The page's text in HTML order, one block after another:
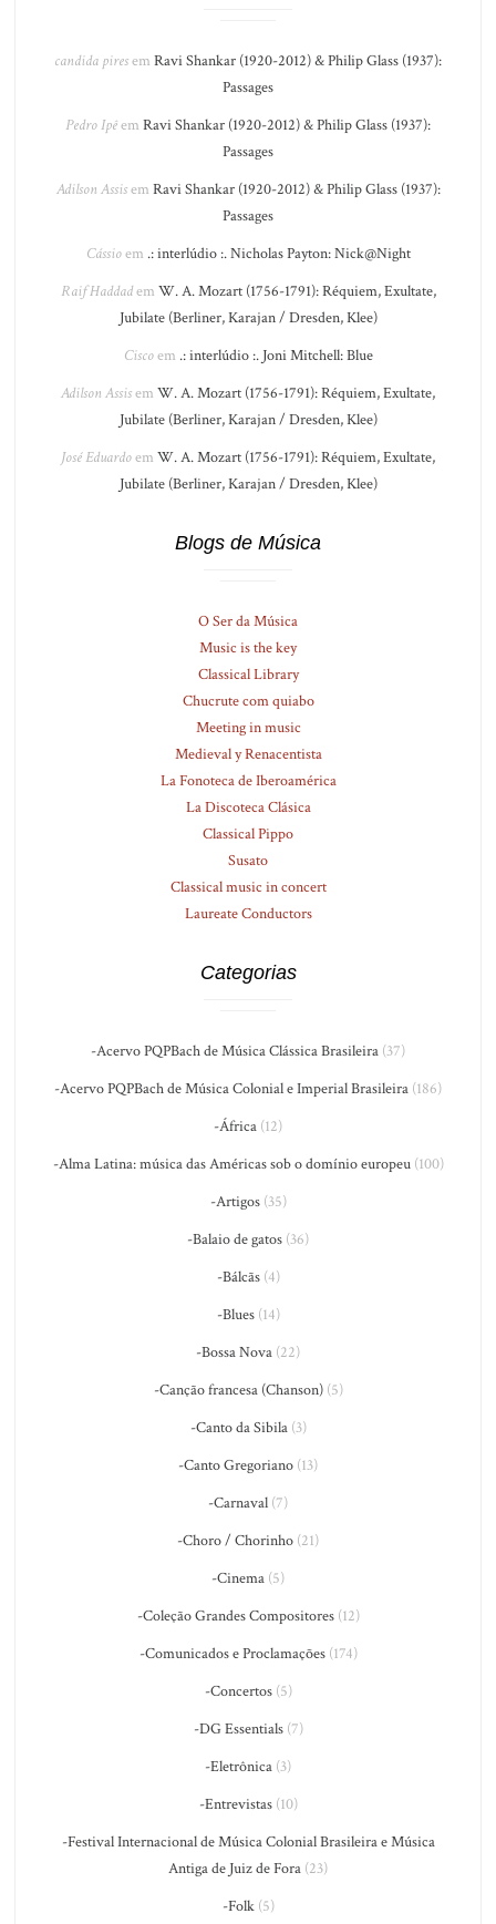
candida piresem Ravi Shankar (1920-2012) & Philip Glass (1937):
Passages
Pedro Ipêem Ravi Shankar (1920-2012) & Philip Glass (1937):
Passages
Adilson Assisem Ravi Shankar (1920-2012) & Philip Glass (1937):
Passages
Cássioem .: interlúdio :. Nicholas Payton: Nick@Night
Raif Haddadem W. A. Mozart (1756-1791): Réquiem, Exultate,
Jubilate (Berliner, Karajan / Dresden, Klee)
Ciscoem .: interlúdio :. Joni Mitchell: Blue
Adilson Assisem W. A. Mozart (1756-1791): Réquiem, Exultate,
Jubilate (Berliner, Karajan / Dresden, Klee)
José Eduardoem W. A. Mozart (1756-1791): Réquiem, Exultate,
Jubilate (Berliner, Karajan / Dresden, Klee)
Blogs de Música
O Ser da Música
Music is the key
Classical Library
Chucrute com quiabo
Meeting in music
Medieval y Renacentista
La Fonoteca de Iberoamérica
La Discoteca Clásica
Classical Pippo
Susato
Classical music in concert
Laureate Conductors
Categorias
-Acervo PQPBach de Música Clássica Brasileira (37)
-Acervo PQPBach de Música Colonial e Imperial Brasileira (186)
-África (12)
-Alma Latina: música das Américas sob o domínio europeu(100)
-Artigos(35)
-Balaio de gatos (36)
-Bálcãs(4)
-Blues(14)
-Bossa Nova (22)
-Canção francesa (Chanson)(5)
-Canto da Sibila(3)
-Canto Gregoriano (13)
-Carnaval (7)
-Choro / Chorinho (21)
-Cinema (5)
-Coleção Grandes Compositores(12)
-Comunicados e Proclamações(174)
-Concertos(5)
-DG Essentials(7)
-Eletrônica (3)
-Entrevistas(10)
-Festival Internacional de Música Colonial Brasileira e Música
Antiga de Juiz de Fora (23)
-Folk(5)